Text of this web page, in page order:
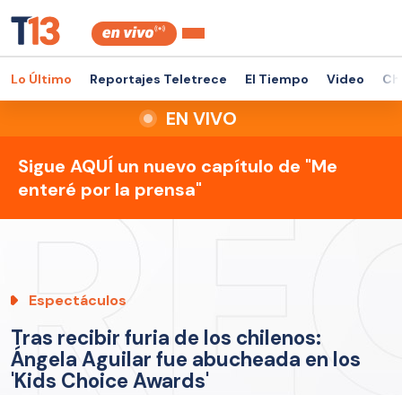
Lo Último Reportajes Teletrece El Tiempo Video
EN VIVO
Sigue AQUÍ un nuevo capítulo de "Me
enteré por la prensa"
Espectáculos
Tras recibir furia de los chilenos:
Ángela Aguilar fue abucheada en los
'Kids Choice Awards'